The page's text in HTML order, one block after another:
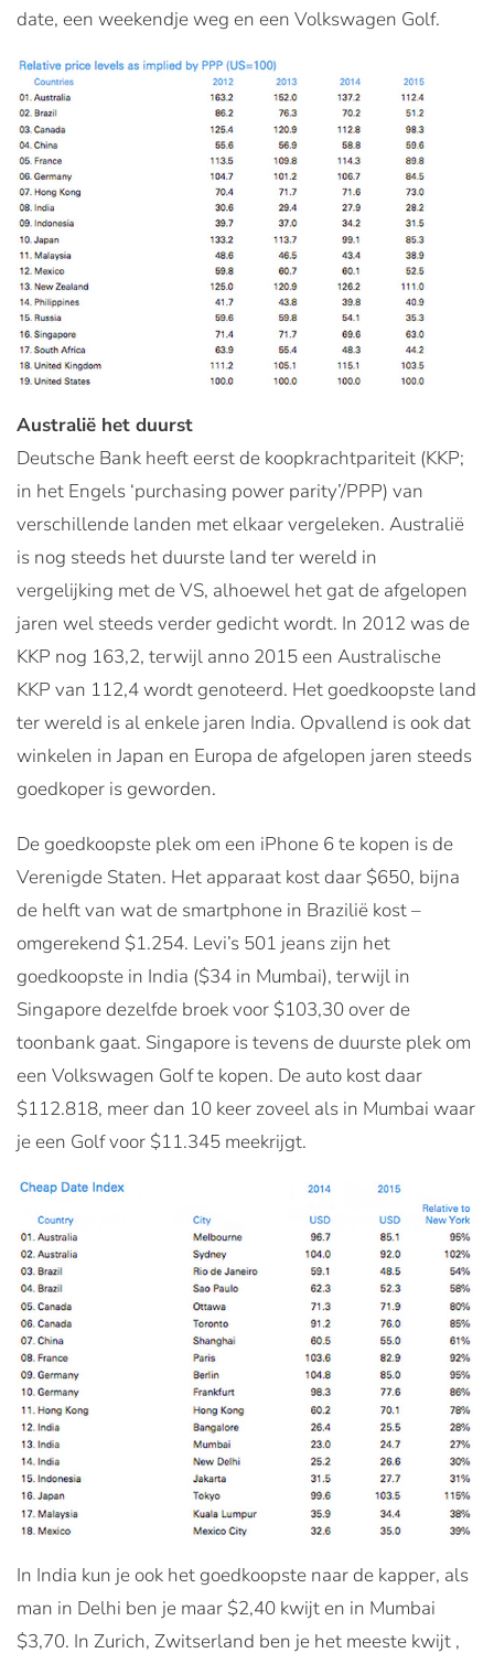
date, een weekendje weg en een Volkswagen Golf.
Australië het duurst
Deutsche Bank heeft eerst de koopkrachtpariteit (KKP;
in het Engels ‘purchasing power parity’/PPP) van
verschillende landen met elkaar vergeleken. Australië
is nog steeds het duurste land ter wereld in
vergelijking met de VS, alhoewel het gat de afgelopen
jaren wel steeds verder gedicht wordt. In 2012 was de
KKP nog 163,2, terwijl anno 2015 een Australische
KKP van 112,4 wordt genoteerd. Het goedkoopste land
ter wereld is al enkele jaren India. Opvallend is ook dat
winkelen in Japan en Europa de afgelopen jaren steeds
goedkoper is geworden.
De goedkoopste plek om een iPhone 6 te kopen is de
Verenigde Staten. Het apparaat kost daar $650, bijna
de helft van wat de smartphone in Brazilië kost –
omgerekend $1.254. Levi’s 501 jeans zijn het
goedkoopste in India ($34 in Mumbai), terwijl in
Singapore dezelfde broek voor $103,30 over de
toonbank gaat. Singapore is tevens de duurste plek om
een Volkswagen Golf te kopen. De auto kost daar
$112.818, meer dan 10 keer zoveel als in Mumbai waar
je een Golf voor $11.345 meekrijgt.
In India kun je ook het goedkoopste naar de kapper, als
man in Delhi ben je maar $2,40 kwijt en in Mumbai
$3,70. In Zurich, Zwitserland ben je het meeste kwijt ,